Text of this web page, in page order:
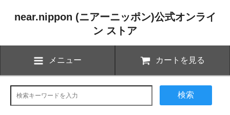
near.nippon (ニアーニッポン)公式オンライ
ン ストア
メニュー カートを見る
検索